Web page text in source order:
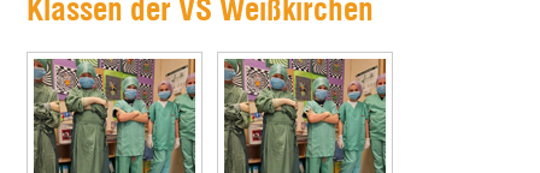
Klassen der VS Weißkirchen